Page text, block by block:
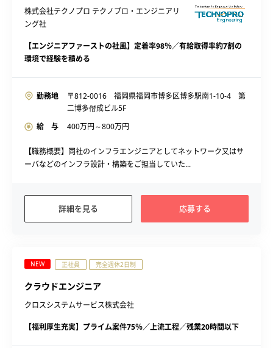
株式会社テクノプロ テクノプロ・エンジニアリ
ング社
【エンジニアファーストの社風】定着率98％／有給取得率約7割の
環境で経験を積める
勤務地
〒812-0016 福岡県福岡市博多区博多駅南1-10-4 第
二博多偕成ビル5F
給 与
400万円～800万円
【職務概要】同社のインフラエンジニアとしてネットワーク又はサ
ーバなどのインフラ設計・構築をご担当していた...
詳細を見る 応募する
NEW 正社員 完全週休2日制
クラウドエンジニア
クロスシステムサービス株式会社
【福利厚生充実】プライム案件75％／上流工程／残業20時間以下